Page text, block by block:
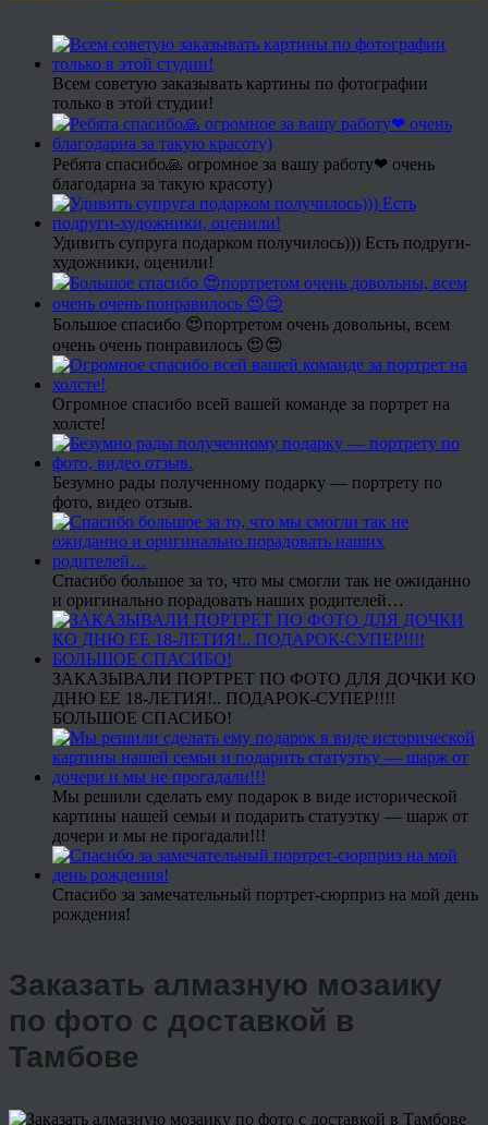
Всем советую заказывать картины по фотографии
только в этой студии!
Ребята спасибо🙏 огромное за вашу работу❤ очень
благодарна за такую красоту)
Удивить супруга подарком получилось))) Есть подруги-
художники, оценили!
Большое спасибо 😍портретом очень довольны, всем
очень очень понравилось 😍😍
Огромное спасибо всей вашей команде за портрет на
холсте!
Безумно рады полученному подарку — портрету по
фото, видео отзыв.
Спасибо большое за то, что мы смогли так не ожиданно
и оригинально порадовать наших родителей…
ЗАКАЗЫВАЛИ ПОРТРЕТ ПО ФОТО ДЛЯ ДОЧКИ КО
ДНЮ ЕЕ 18-ЛЕТИЯ!.. ПОДАРОК-СУПЕР!!!!
БОЛЬШОЕ СПАСИБО!
Мы решили сделать ему подарок в виде исторической
картины нашей семьи и подарить статуэтку — шарж от
дочери и мы не прогадали!!!
Спасибо за замечательный портрет-сюрприз на мой день
рождения!
Заказать алмазную мозаику
по фото с доставкой в
Тамбове